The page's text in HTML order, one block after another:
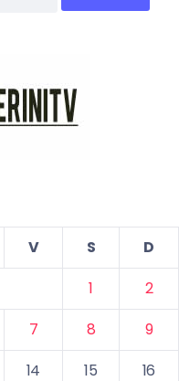
V S
D
1
2
7 8
9
14 15
16